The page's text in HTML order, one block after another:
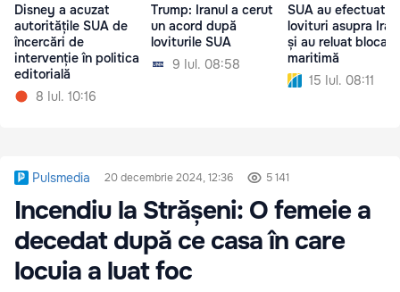
Disney a acuzat
autoritățile SUA de
încercări de
intervenție în politica
editorială
8 Iul. 10:16
Trump: Iranul a cerut
un acord după
loviturile SUA
9 Iul. 08:58
SUA au efectuat
lovituri asupra
și au reluat
maritimă
15 Iul. 08:11
Pulsmedia 20 decembrie 2024, 12:36 5 141
Incendiu la Strășeni: O femeie a
decedat după ce casa în care
locuia a luat foc